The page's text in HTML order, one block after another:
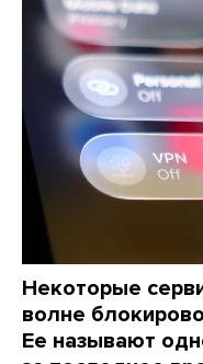
Некоторые
волне
Ее называют